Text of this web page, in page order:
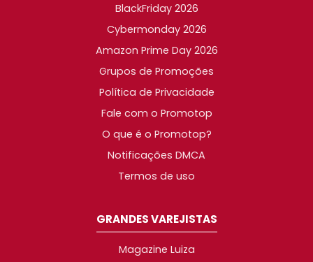
BlackFriday 2026
Cybermonday 2026
Amazon Prime Day 2026
Grupos de Promoções
Política de Privacidade
Fale com o Promotop
O que é o Promotop?
Notificações DMCA
Termos de uso
GRANDES VAREJISTAS
Magazine Luiza